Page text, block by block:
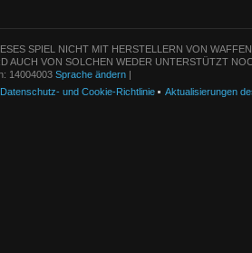
SPIEL NICHT MIT HERSTELLERN VON
AUCH VON SOLCHEN WEDER UNTERSTÜTZT
14004003 Sprache ändern |
Datenschutz- und Cookie-Richtlinie Aktualisierungen